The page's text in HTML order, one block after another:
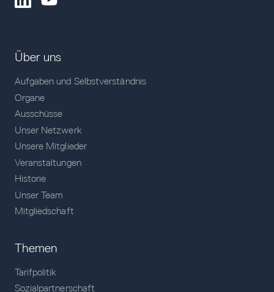
Über uns
Aufgaben und Selbstverständnis
Organe
Ausschüsse
Unser Netzwerk
Unsere Mitglieder
Veranstaltungen
Historie
Unser Team
Mitgliedschaft
Themen
Tarifpolitik
Sozialpartnerschaft